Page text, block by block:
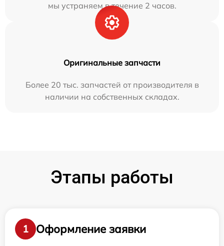
мы устраняем в течение 2 часов.
Оригинальные запчасти
Более 20 тыс. запчастей от производителя в
наличии на собственных складах.
Этапы работы
1
Оформление заявки